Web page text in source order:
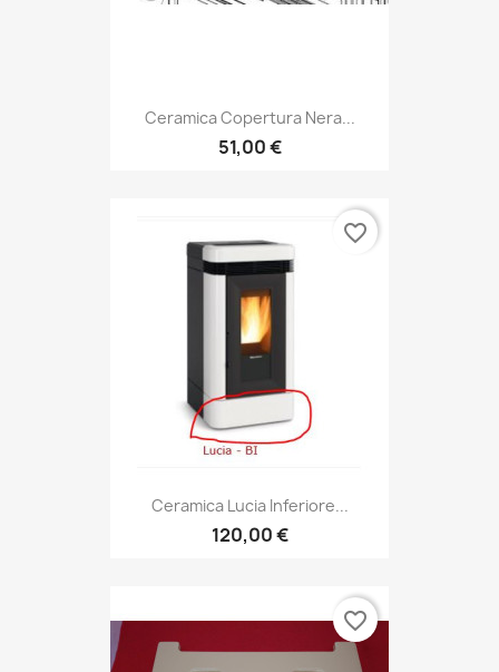
Ceramica Copertura Nera...
51,00 €
Ceramica Lucia Inferiore...
120,00 €
favorite_border
favorite_border